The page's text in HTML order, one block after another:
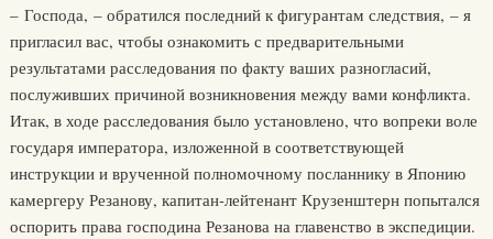
– Господа, – обратился последний к фигурантам следствия, – я
пригласил вас, чтобы ознакомить с предварительными
результатами расследования по факту ваших разногласий,
послуживших причиной возникновения между вами конфликта.
Итак, в ходе расследования было установлено, что вопреки воле
государя императора, изложенной в соответствующей
инструкции и врученной полномочному посланнику в Японию
камергеру Резанову, капитан-лейтенант Крузенштерн попытался
оспорить права господина Резанова на главенство в экспедиции.